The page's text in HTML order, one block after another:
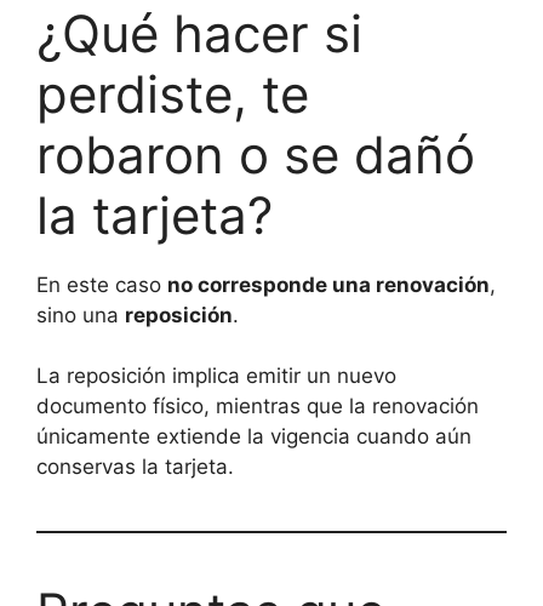
¿Qué hacer si
perdiste, te
robaron o se dañó
la tarjeta?
En este caso no corresponde una renovación,
sino una reposición.
La reposición implica emitir un nuevo
documento físico, mientras que la renovación
únicamente extiende la vigencia cuando aún
conservas la tarjeta.